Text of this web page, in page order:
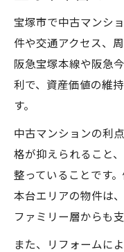
宝塚市で中古マンシ
件や交通アクセス、
阪急宝塚本線や阪急
利で、資産価値の維
す。
中古マンションの利
格が抑えられること
整っていることです
本台エリアの物件は
ファミリー層からも
また、リフォームに